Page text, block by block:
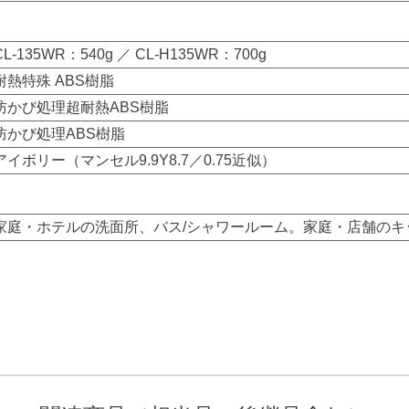
135WR：540g ／ CL-H135WR：700g
熱特殊 ABS樹脂
かび処理超耐熱ABS樹脂
かび処理ABS樹脂
イボリー（マンセル9.9Y8.7／0.75近似）
庭・ホテルの洗面所、バス/シャワールーム。家庭・店舗のキ